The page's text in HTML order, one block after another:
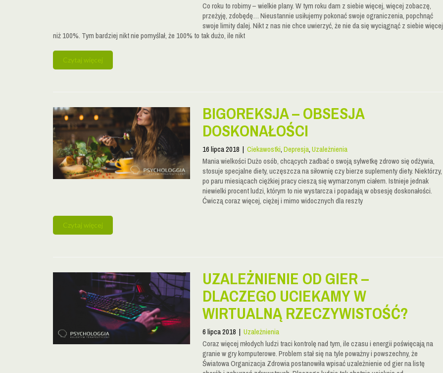
Co roku to robimy – wielkie plany. W tym roku dam z siebie więcej, więcej zobaczę,
przeżyję, zdobędę… Nieustannie usiłujemy pokonać swoje ograniczenia, popchnąć
swoje limity dalej. Nikt z nas nie chce uwierzyć, że nie da się wyciągnąć z siebie więcej
niż 100%. Tym bardziej nikt nie pomyślał, że 100% to tak dużo, ile nikt
Czytaj więcej
BIGOREKSJA – OBSESJA
DOSKONAŁOŚCI
16 lipca 2018 | Ciekawostki,Depresja,Uzależnienia
Mania wielkości Dużo osób, chcących zadbać o swoją sylwetkę zdrowo się odżywia,
stosuje specjalne diety, uczęszcza na siłownię czy bierze suplementy diety. Niektórzy,
po paru miesiącach ciężkiej pracy cieszą się wymarzonym ciałem. Istnieje jednak
niewielki procent ludzi, którym to nie wystarcza i popadają w obsesję doskonałości.
Ćwiczą coraz więcej, ciężej i mimo widocznych dla reszty
Czytaj więcej
UZALEŻNIENIE OD GIER –
DLACZEGO UCIEKAMY W
WIRTUALNĄ RZECZYWISTOŚĆ?
6 lipca 2018 | Uzależnienia
Coraz więcej młodych ludzi traci kontrolę nad tym, ile czasu i energii poświęcają na
granie w gry komputerowe. Problem stał się na tyle poważny i powszechny, że
Światowa Organizacja Zdrowia postanowiła wpisać uzależnienie od gier na listę